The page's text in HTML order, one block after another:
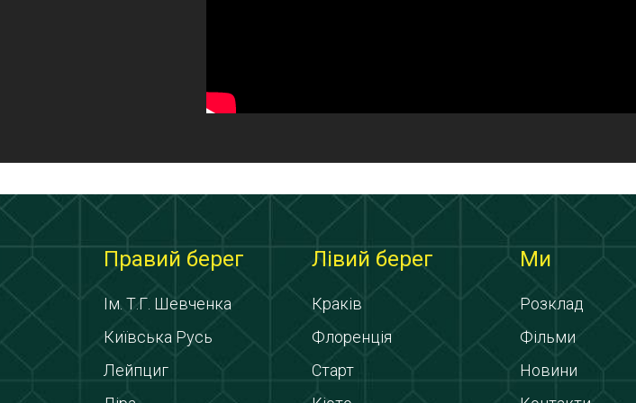
Правий берег
Ім. Т.Г. Шевченка
Київська Русь
Лейпциг
Лівий берег
Краків
Флоренція
Старт
Ми
Розклад
Фільми
Новини